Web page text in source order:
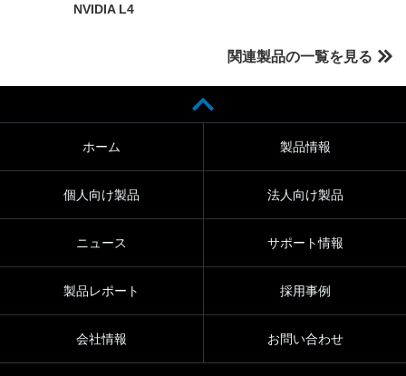
NVIDIA L4
関連製品の一覧を見る
ホーム 製品情報
個人向け製品 法人向け製品
ニュース サポート情報
製品レポート 採用事例
会社情報 お問い合わせ